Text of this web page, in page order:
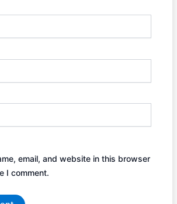
email, and website in this browser
I comment.